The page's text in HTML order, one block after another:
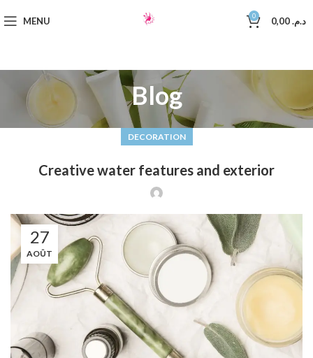
MENU 0 د.م.
Blog
DECORATION
Creative water features and exterior
27
AOÛT